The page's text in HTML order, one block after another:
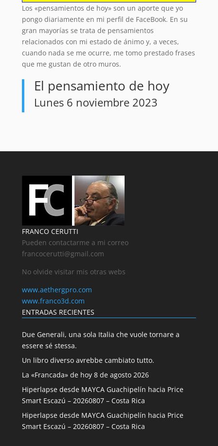
Los «pensamientos de hoy» son un aporte que yo
pongo diariamente en mi perfil de FaceBook. En su
gran mayorías se trata de pensamientos
relacionados con mi estado de ánimo y, a veces,
cuando nada se me ocurre, me tomo prestado frases
que me gustan de otro muros.
El pensamiento de hoy
Lunes 6 noviembre 2023
FRANCO CERUTTI
Pueden contactarme a mi correo
francocerutti@gmail.com
No olvide visitar mis otras webs
www.aethergpro.com
www.franco3d.com
ENTRADAS RECIENTES
Due Generali, una sola Italia che vuole tornare a
essere sé stessa.
Un libro diverso avrebbe cambiato tutto.
La «Francada» de hoy 8 de agosto 2026
Hiperlapse desde MAYCA Guachipelín hacia Price
Smart Escazú – 20260807 – Costa Rica
Hiperlapse desde MAYCA Guachipelín hacia Price
Smart Escazú – 20260807 – Costa Rica